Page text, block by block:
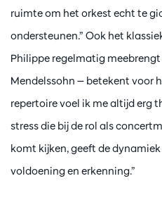
ruimte om het orkest echt te
ondersteunen.” Ook het
Philippe regelmatig
Mendelssohn — betekent voor
repertoire voel ik me altijd erg
stress die bij de rol als
komt kijken, geeft de
voldoening en erkenning.”